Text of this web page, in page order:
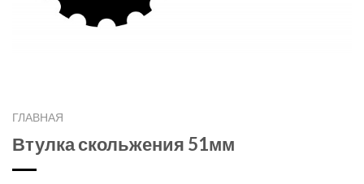
ГЛАВНАЯ
Втулка скольжения 51мм